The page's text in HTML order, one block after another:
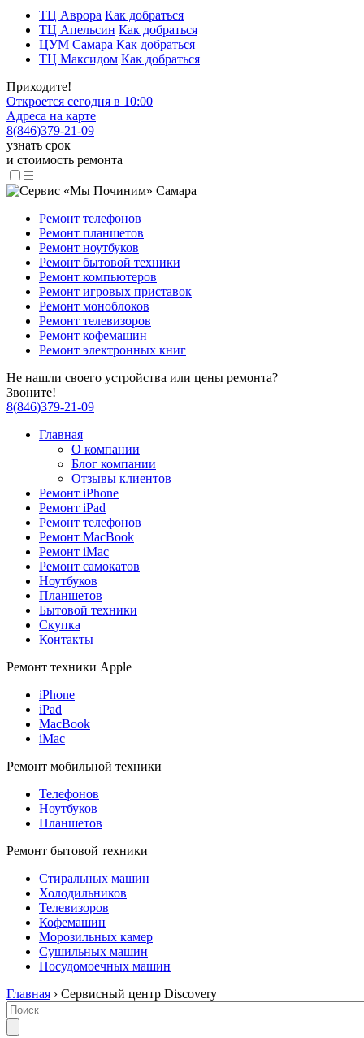
ТЦ Аврора Как добраться
ТЦ Апельсин Как добраться
ЦУМ Самара Как добраться
ТЦ Максидом Как добраться
Приходите!
Откроется сегодня в 10:00
Адреса на карте
8(846)379-21-09
узнать срок
и стоимость ремонта
☰
Ремонт телефонов
Ремонт планшетов
Ремонт ноутбуков
Ремонт бытовой техники
Ремонт компьютеров
Ремонт игровых приставок
Ремонт моноблоков
Ремонт телевизоров
Ремонт кофемашин
Ремонт электронных книг
Не нашли своего устройства или цены ремонта?
Звоните!
8(846)379-21-09
Главная
О компании
Блог компании
Отзывы клиентов
Ремонт iPhone
Ремонт iPad
Ремонт телефонов
Ремонт MacBook
Ремонт iMac
Ремонт самокатов
Ноутбуков
Планшетов
Бытовой техники
Скупка
Контакты
Ремонт техники Apple
iPhone
iPad
MacBook
iMac
Ремонт мобильной техники
Телефонов
Ноутбуков
Планшетов
Ремонт бытовой техники
Стиральных машин
Холодильников
Телевизоров
Кофемашин
Морозильных камер
Сушильных машин
Посудомоечных машин
Главная › Сервисный центр Discovery